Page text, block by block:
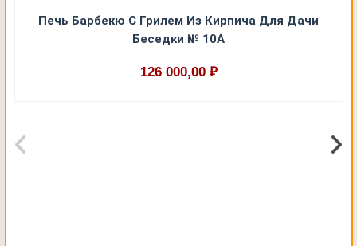
Печь Барбекю С Грилем Из Кирпича Для Дачи
Беседки № 10А
126 000,00 ₽